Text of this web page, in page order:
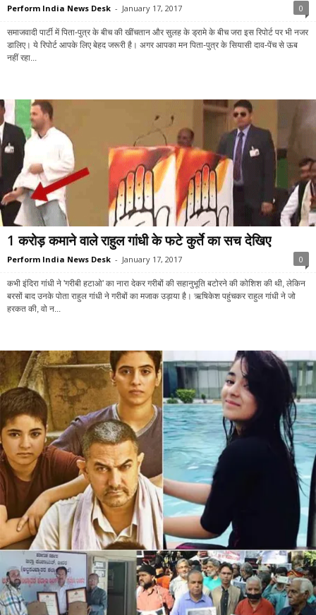
Perform India News Desk - January 17, 2017 0
समाजवादी पार्टी में पिता-पुत्र के बीच की खींचतान और सुलह के ड्रामे के बीच जरा इस रिपोर्ट पर भी नजर
डालिए। ये रिपोर्ट आपके लिए बेहद जरूरी है। अगर आपका मन पिता-पुत्र के सियासी दाव-पेंच से ऊब
नहीं रहा...
1 करोड़ कमाने वाले राहुल गांधी के फटे कुर्ते का सच देखिए
Perform India News Desk - January 17, 2017 0
कभी इंदिरा गांधी ने 'गरीबी हटाओ' का नारा देकर गरीबों की सहानुभूति बटोरने की कोशिश की थी, लेकिन
बरसों बाद उनके पोता राहुल गांधी ने गरीबों का मजाक उड़ाया है। ऋषिकेश पहुंचकर राहुल गांधी ने जो
हरकत की, वो न...